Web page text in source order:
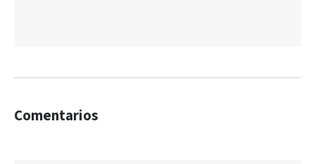
Comentarios